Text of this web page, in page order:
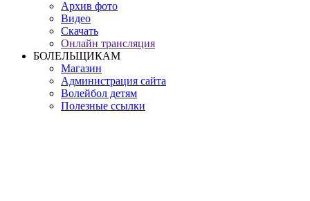
Архив фото
Видео
Скачать
Онлайн трансляция
БОЛЕЛЬЩИКАМ
Магазин
Администрация сайта
Волейбол детям
Полезные ссылки